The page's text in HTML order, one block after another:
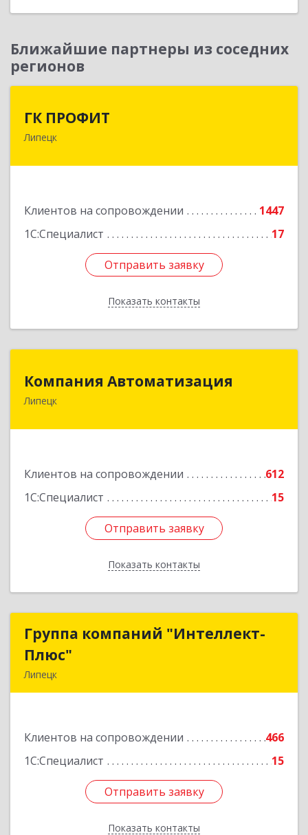
Ближайшие партнеры из соседних
регионов
ГК ПРОФИТ
Липецк
Клиентов на сопровождении
1447
1С:Специалист
17
Отправить заявку
Показать контакты
398001, Липецкая обл, Липецк г, Советская ул,
Отправить заявку
Назад
Компания Автоматизация
Липецк
Клиентов на сопровождении
612
1С:Специалист
15
Отправить заявку
Показать контакты
398001, Липецкая обл, Липецк г, Победы пл,
Отправить заявку
Назад
Группа компаний "Интеллект-
Плюс"
Липецк
Клиентов на сопровождении
466
1С:Специалист
15
Отправить заявку
Показать контакты
Группа компаний "Интеллект-
Подробнее
Отправить заявку
Назад